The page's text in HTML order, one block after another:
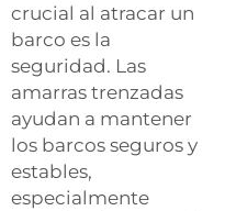
crucial al atracar un
barco es la
seguridad. Las
amarras trenzadas
ayudan a mantener
los barcos seguros y
estables,
especialmente